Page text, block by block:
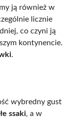
ją również w
licznie
co czyni ją
kontynencie.
.
wybredny gust
ssaki, a w